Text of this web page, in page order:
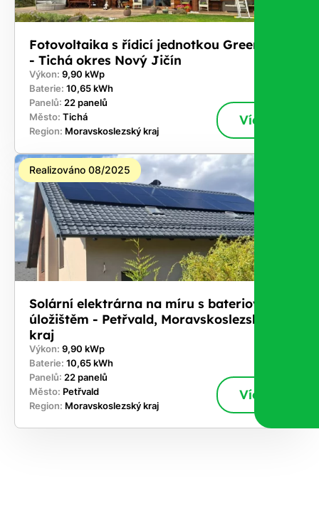
Fotovoltaika s řídicí jednotkou GreenBox
- Tichá okres Nový Jičín
Výkon: 9,90 kWp
Baterie: 10,65 kWh
Panelů: 22 panelů
Město: Tichá
Region: Moravskoslezský kraj
Více
Realizováno 08/2025
Solární elektrárna na míru s bateriovým
úložištěm - Petřvald, Moravskoslezský
kraj
Výkon: 9,90 kWp
Baterie: 10,65 kWh
Panelů: 22 panelů
Město: Petřvald
Region: Moravskoslezský kraj
Více